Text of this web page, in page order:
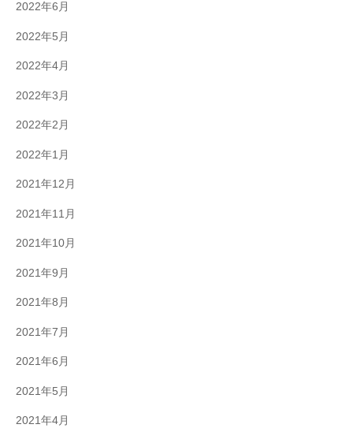
2022年6月
2022年5月
2022年4月
2022年3月
2022年2月
2022年1月
2021年12月
2021年11月
2021年10月
2021年9月
2021年8月
2021年7月
2021年6月
2021年5月
2021年4月